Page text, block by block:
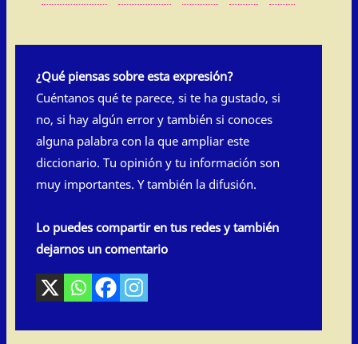
¿Qué piensas sobre esta expresión?
Cuéntanos qué te parece, si te ha gustado, si
no, si hay algún error y también si conoces
alguna palabra con la que ampliar este
diccionario. Tu opinión y tu información son
muy importantes. Y también la difusión.
Lo puedes compartir en tus redes y también
dejarnos un comentario